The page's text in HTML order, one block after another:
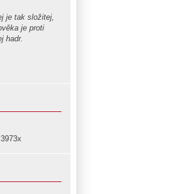
je tak složitej,
je proti
hadr.